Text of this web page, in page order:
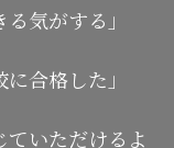
気がする」
合格した」
いただけるよ